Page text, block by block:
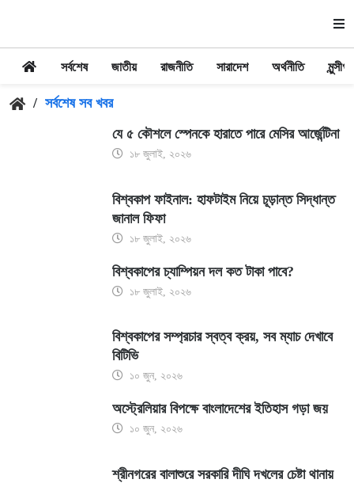
সর্বশেষ জাতীয় রাজনীতি সারাদেশ অর্থনীতি
/ সর্বশেষ সব খবর
যে ৫ কৌশলে স্পেনকে হারাতে পারে মেসির আর্জেন্টিনা
১৮ জুলাই, ২০২৬
বিশ্বকাপ ফাইনাল: হাফটাইম নিয়ে চূড়ান্ত সিদ্ধান্ত
জানাল ফিফা
১৮ জুলাই, ২০২৬
বিশ্বকাপের চ্যাম্পিয়ন দল কত টাকা পাবে?
১৮ জুলাই, ২০২৬
বিশ্বকাপের সম্প্রচার স্বত্ব ক্রয়, সব ম্যাচ দেখাবে
বিটিভি
১০ জুন, ২০২৬
অস্ট্রেলিয়ার বিপক্ষে বাংলাদেশের ইতিহাস গড়া জয়
১০ জুন, ২০২৬
শ্রীনগরের বালাশুরে সরকারি দীঘি দখলের চেষ্টা থানায়